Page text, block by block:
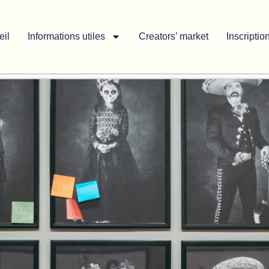
Informations utiles Creators’ market